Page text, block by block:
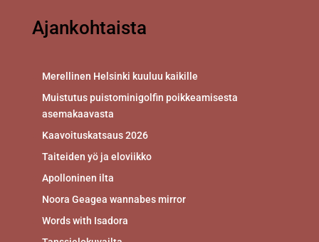
Ajankohtaista
Merellinen Helsinki kuuluu kaikille
Muistutus puistominigolfin poikkeamisesta
asemakaavasta
Kaavoituskatsaus 2026
Taiteiden yö ja eloviikko
Apolloninen ilta
Noora Geagea wannabes mirror
Words with Isadora